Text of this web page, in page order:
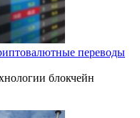
переводы
блокчейн